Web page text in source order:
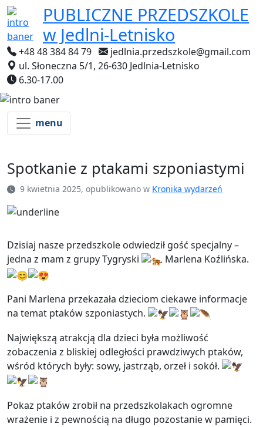
PUBLICZNE PRZEDSZKOLE
w Jedlni-Letnisko
+48 48 384 84 79
jedlnia.przedszkole@gmail.com
ul. Słoneczna 5/1, 26-630 Jedlnia-Letnisko
6.30-17.00
menu
Spotkanie z ptakami szponiastymi
9 kwietnia 2025, opublikowano w Kronika wydarzeń
Dzisiaj nasze przedszkole odwiedził gość specjalny –
jedna z mam z grupy Tygryski
Marlena Koźlińska.
Pani Marlena przekazała dzieciom ciekawe informacje
na temat ptaków szponiastych.
Największą atrakcją dla dzieci była możliwość
zobaczenia z bliskiej odległości prawdziwych ptaków,
wśród których były: sowy, jastrząb, orzeł i sokół.
Pokaz ptaków zrobił na przedszkolakach ogromne
wrażenie i z pewnością na długo pozostanie w pamięci.